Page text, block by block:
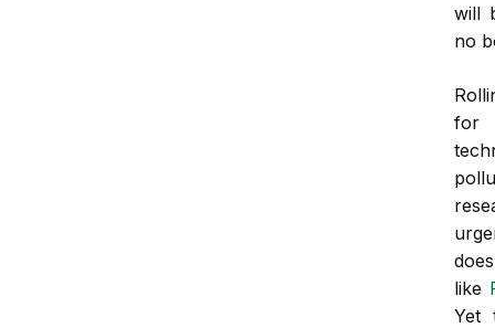
will
no
for
like
Yet